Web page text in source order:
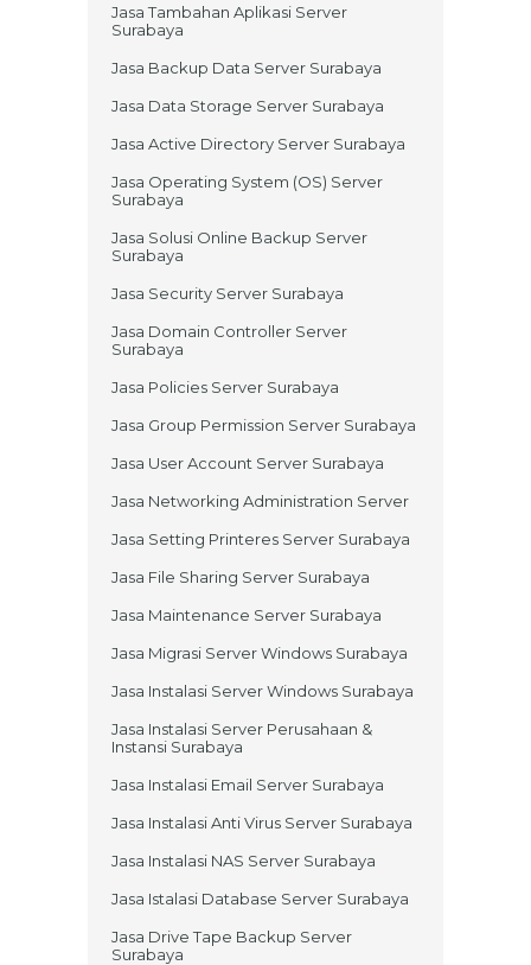
Jasa Tambahan Aplikasi Server
Surabaya
Jasa Backup Data Server Surabaya
Jasa Data Storage Server Surabaya
Jasa Active Directory Server Surabaya
Jasa Operating System (OS) Server
Surabaya
Jasa Solusi Online Backup Server
Surabaya
Jasa Security Server Surabaya
Jasa Domain Controller Server
Surabaya
Jasa Policies Server Surabaya
Jasa Group Permission Server Surabaya
Jasa User Account Server Surabaya
Jasa Networking Administration Server
Jasa Setting Printeres Server Surabaya
Jasa File Sharing Server Surabaya
Jasa Maintenance Server Surabaya
Jasa Migrasi Server Windows Surabaya
Jasa Instalasi Server Windows Surabaya
Jasa Instalasi Server Perusahaan &
Instansi Surabaya
Jasa Instalasi Email Server Surabaya
Jasa Instalasi Anti Virus Server Surabaya
Jasa Instalasi NAS Server Surabaya
Jasa Istalasi Database Server Surabaya
Jasa Drive Tape Backup Server
Surabaya